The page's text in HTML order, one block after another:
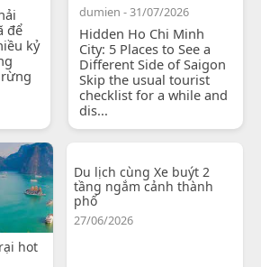
để
kỷ
dumien - 31/07/2026
Hidden Ho Chi Minh
City: 5 Places to See a
Different Side of Saigon
Skip the usual tourist
checklist for a while and
dis...
hot
Du lịch cùng Xe buýt 2
tầng ngắm cảnh thành
phố
27/06/2026